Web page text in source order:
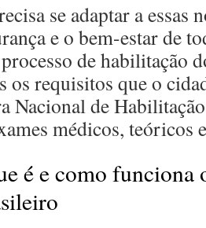
se adaptar a essas
e o bem-estar de
de habilitação
os requisitos que o
Nacional de
médicos, teóricos
é e como funciona